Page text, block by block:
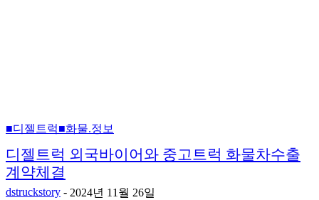
■디젤트럭■화물.정보
디젤트럭 외국바이어와 중고트럭 화물차수출
계약체결
dstruckstory - 2024년 11월 26일